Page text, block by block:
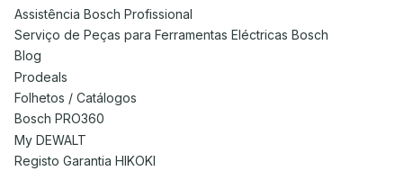
Assistência Bosch Profissional
Serviço de Peças para Ferramentas Eléctricas Bosch
Blog
Prodeals
Folhetos / Catálogos
Bosch PRO360
My DEWALT
Registo Garantia HIKOKI